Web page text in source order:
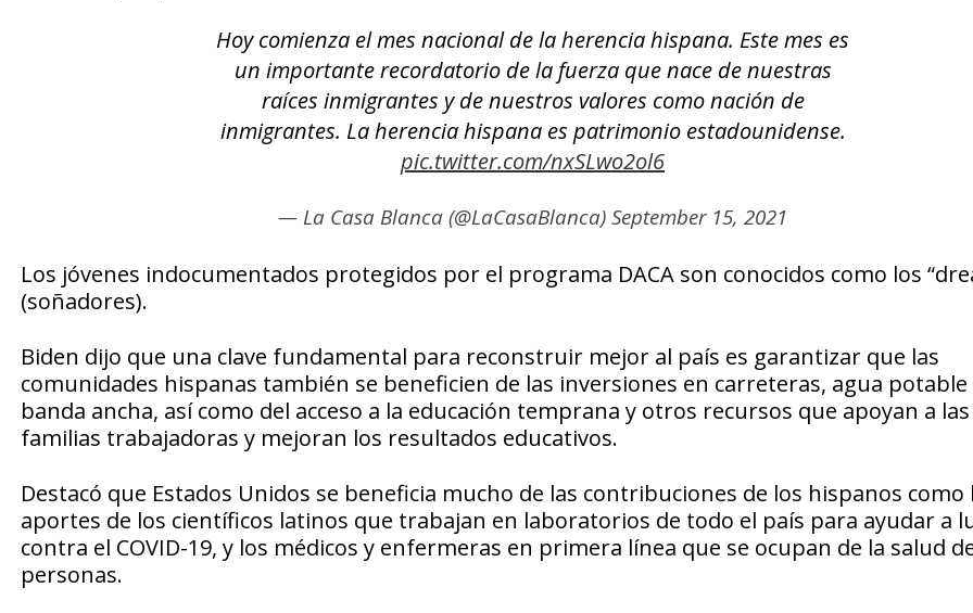
Hoy comienza el mes nacional de la herencia hispana. Este mes es
un importante recordatorio de la fuerza que nace de nuestras
raíces inmigrantes y de nuestros valores como nación de
inmigrantes. La herencia hispana es patrimonio estadounidense.
pic.twitter.com/nxSLwo2ol6
— La Casa Blanca (@LaCasaBlanca)September 15, 2021
Los jóvenes indocumentados protegidos por el programa DACA son conocidos como los
(soñadores).
Biden dijo que una clave fundamental para reconstruir mejor al país es garantizar que las
comunidades hispanas también se beneficien de las inversiones en carreteras, agua potable
banda ancha, así como del acceso a la educación temprana y otros recursos que apoyan a las
familias trabajadoras y mejoran los resultados educativos.
Destacó que Estados Unidos se beneficia mucho de las contribuciones de los hispanos como
aportes de los científicos latinos que trabajan en laboratorios de todo el país para ayudar a
contra el COVID-19, y los médicos y enfermeras en primera línea que se ocupan de la salud
personas.